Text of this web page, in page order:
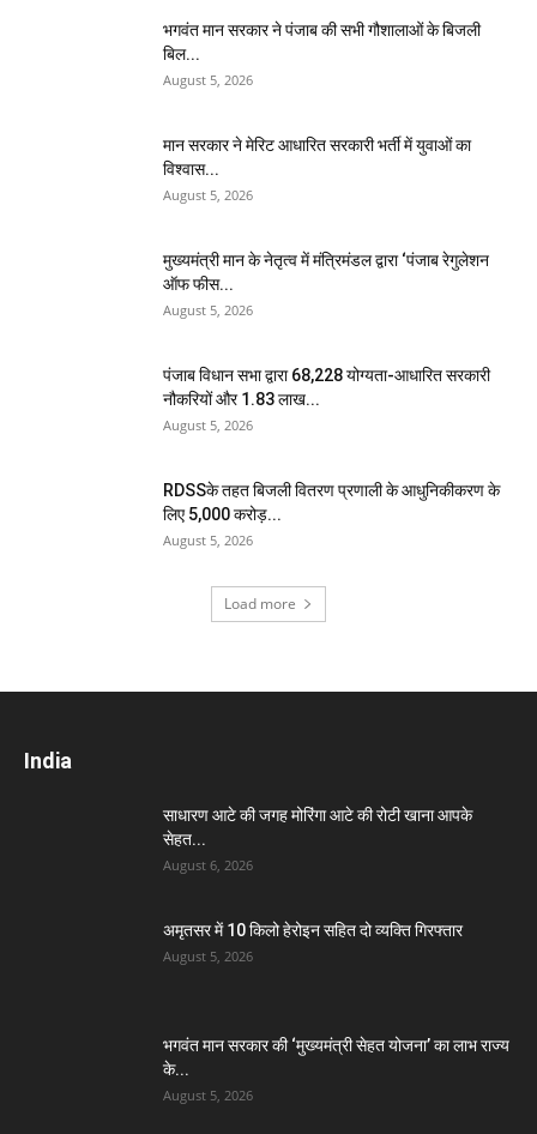
भगवंत मान सरकार ने पंजाब की सभी गौशालाओं के बिजली
बिल...
August 5, 2026
मान सरकार ने मेरिट आधारित सरकारी भर्ती में युवाओं का
विश्वास...
August 5, 2026
मुख्यमंत्री मान के नेतृत्व में मंत्रिमंडल द्वारा ‘पंजाब रेगुलेशन
ऑफ फीस...
August 5, 2026
पंजाब विधान सभा द्वारा 68,228 योग्यता-आधारित सरकारी
नौकरियों और 1.83 लाख...
August 5, 2026
RDSSके तहत बिजली वितरण प्रणाली के आधुनिकीकरण के
लिए 5,000 करोड़...
August 5, 2026
Load more
India
साधारण आटे की जगह मोरिंगा आटे की रोटी खाना आपके
सेहत...
August 6, 2026
अमृतसर में 10 किलो हेरोइन सहित दो व्यक्ति गिरफ्तार
August 5, 2026
भगवंत मान सरकार की ‘मुख्यमंत्री सेहत योजना’ का लाभ राज्य
के...
August 5, 2026